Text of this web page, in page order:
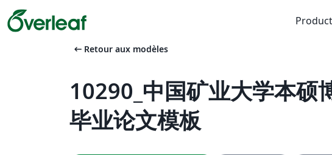
Product
arrow_left_alt Retour aux modèles
10290_中国矿业大学本硕
毕业论文模板